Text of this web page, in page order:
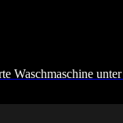
Waschmaschine